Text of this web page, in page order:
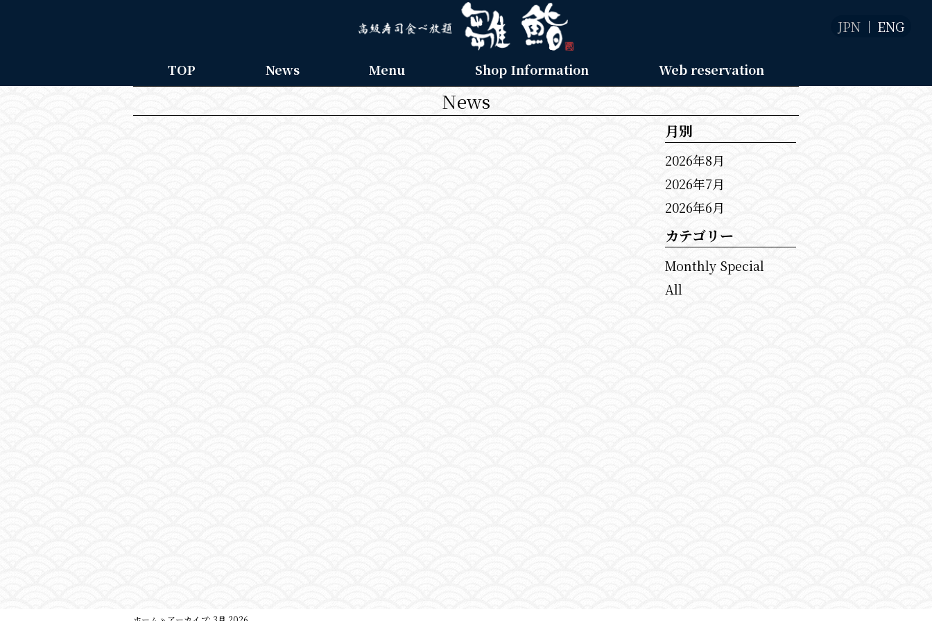
TOP News Menu Shop Information Web reservation
JPN ENG
News
月別
2026年8月
2026年7月
2026年6月
カテゴリー
Monthly Special
All